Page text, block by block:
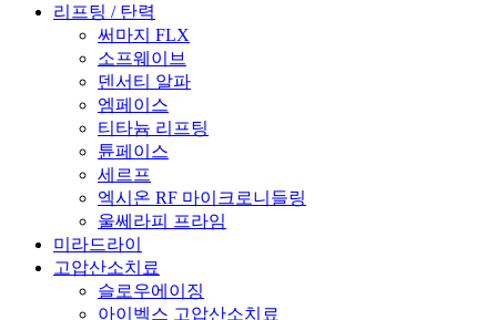
리프팅 / 탄력
써마지 FLX
소프웨이브
덴서티 알파
엠페이스
티타늄 리프팅
튠페이스
세르프
엑시온 RF 마이크로니들링
울쎄라피 프라임
미라드라이
고압산소치료
슬로우에이징
아이벡스 고압산소치료